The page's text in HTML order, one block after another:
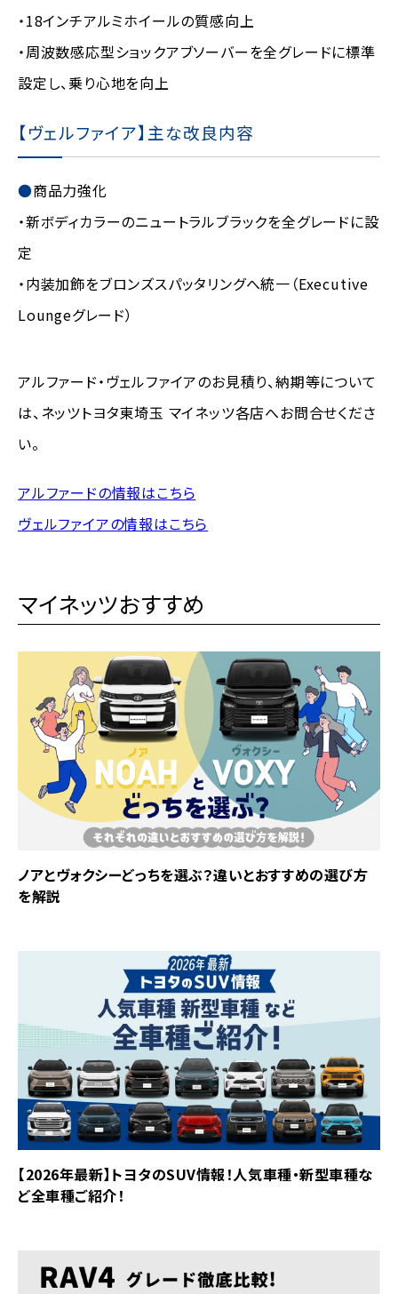
・18インチアルミホイールの質感向上
・周波数感応型ショックアブソーバーを全グレードに標準
設定し、乗り心地を向上
【ヴェルファイア】主な改良内容
商品力強化
・新ボディカラーのニュートラルブラックを全グレードに設
定
・内装加飾をブロンズスパッタリングへ統一（Executive
Loungeグレード）
アルファード・ヴェルファイアのお見積り、納期等について
は、ネッツトヨタ東埼玉 マイネッツ各店へお問合せくださ
い。
アルファードの情報はこちら
ヴェルファイアの情報はこちら
マイネッツおすすめ
ノアとヴォクシーどっちを選ぶ？違いとおすすめの選び方
を解説
【2026年最新】トヨタのSUV情報！人気車種・新型車種な
ど全車種ご紹介！